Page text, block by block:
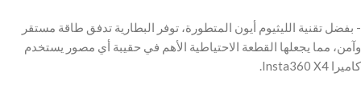
‫- بفضل تقنية الليثيوم أيون المتطورة، توفر البطارية تدفق طاقة مستقر
وآمن، مما يجعلها القطعة الاحتياطية الأهم في حقيبة أي مصور يستخدم
كاميرا Insta360 X4.